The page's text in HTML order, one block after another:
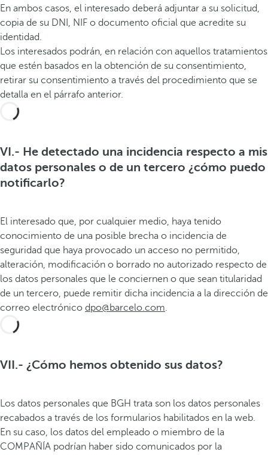
En ambos casos, el interesado deberá adjuntar a su solicitud,
copia de su DNI, NIF o documento oficial que acredite su
identidad.
Los interesados podrán, en relación con aquellos tratamientos
que estén basados en la obtención de su consentimiento,
retirar su consentimiento a través del procedimiento que se
detalla en el párrafo anterior.
VI.- He detectado una incidencia respecto a mis
datos personales o de un tercero ¿cómo puedo
notificarlo?
El interesado que, por cualquier medio, haya tenido
conocimiento de una posible brecha o incidencia de
seguridad que haya provocado un acceso no permitido,
alteración, modificación o borrado no autorizado respecto de
los datos personales que le conciernen o que sean titularidad
de un tercero, puede remitir dicha incidencia a la dirección de
correo electrónico dpo@barcelo.com.
VII.- ¿Cómo hemos obtenido sus datos?
Los datos personales que BGH trata son los datos personales
recabados a través de los formularios habilitados en la web.
En su caso, los datos del empleado o miembro de la
COMPAÑÍA podrían haber sido comunicados por la